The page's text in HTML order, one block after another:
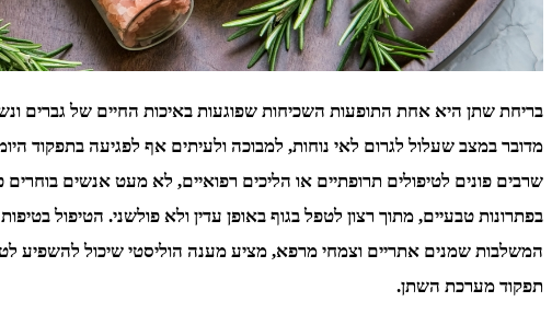
בריחת שתן היא אחת התופעות השכיחות שפוגעות באיכות החיים של גברים
מדובר במצב שעלול לגרום לאי נוחות, למבוכה ולעיתים אף לפגיעה בתפקוד
שרבים פונים לטיפולים תרופתיים או הליכים רפואיים, לא מעט אנשים בוחרים
בפתרונות טבעיים, מתוך רצון לטפל בגוף באופן עדין ולא פולשני. הטיפול
המשלבות שמנים אתריים וצמחי מרפא, מציע מענה הוליסטי שיכול להשפיע
תפקוד מערכת השתן.